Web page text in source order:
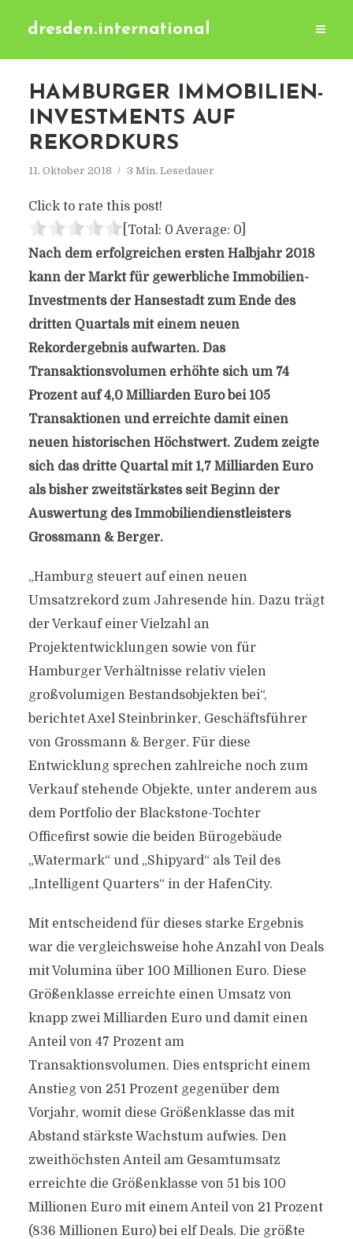
dresden.international
HAMBURGER IMMOBILIEN-
INVESTMENTS AUF
REKORDKURS
11. Oktober 2018 3 Min. Lesedauer
Click to rate this post!
[Total: 0 Average: 0]
Nach dem erfolgreichen ersten Halbjahr 2018
kann der Markt für gewerbliche Immobilien-
Investments der Hansestadt zum Ende des
dritten Quartals mit einem neuen
Rekordergebnis aufwarten. Das
Transaktionsvolumen erhöhte sich um 74
Prozent auf 4,0 Milliarden Euro bei 105
Transaktionen und erreichte damit einen
neuen historischen Höchstwert. Zudem zeigte
sich das dritte Quartal mit 1,7 Milliarden Euro
als bisher zweitstärkstes seit Beginn der
Auswertung des Immobiliendienstleisters
Grossmann & Berger.
„Hamburg steuert auf einen neuen
Umsatzrekord zum Jahresende hin. Dazu trägt
der Verkauf einer Vielzahl an
Projektentwicklungen sowie von für
Hamburger Verhältnisse relativ vielen
großvolumigen Bestandsobjekten bei“,
berichtet Axel Steinbrinker, Geschäftsführer
von Grossmann & Berger. Für diese
Entwicklung sprechen zahlreiche noch zum
Verkauf stehende Objekte, unter anderem aus
dem Portfolio der Blackstone-Tochter
Officefirst sowie die beiden Bürogebäude
„Watermark“ und „Shipyard“ als Teil des
„Intelligent Quarters“ in der HafenCity.
Mit entscheidend für dieses starke Ergebnis
war die vergleichsweise hohe Anzahl von Deals
mit Volumina über 100 Millionen Euro. Diese
Größenklasse erreichte einen Umsatz von
knapp zwei Milliarden Euro und damit einen
Anteil von 47 Prozent am
Transaktionsvolumen. Dies entspricht einem
Anstieg von 251 Prozent gegenüber dem
Vorjahr, womit diese Größenklasse das mit
Abstand stärkste Wachstum aufwies. Den
zweithöchsten Anteil am Gesamtumsatz
erreichte die Größenklasse von 51 bis 100
Millionen Euro mit einem Anteil von 21 Prozent
(836 Millionen Euro) bei elf Deals. Die größte